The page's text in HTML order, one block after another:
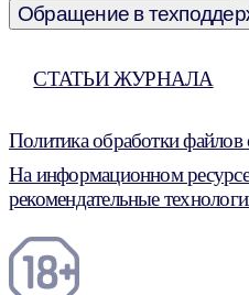
Обращение в
СТАТЬИ ЖУРНАЛА
Политика обработки файлов
На информационном
рекомендательные